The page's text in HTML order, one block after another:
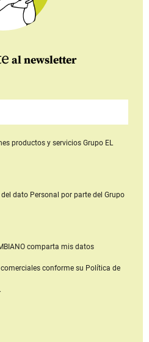
al newsletter
productos y serviciosGrupo EL
dato Personal por parte del Grupo
comparta mis datos
conforme su Política de